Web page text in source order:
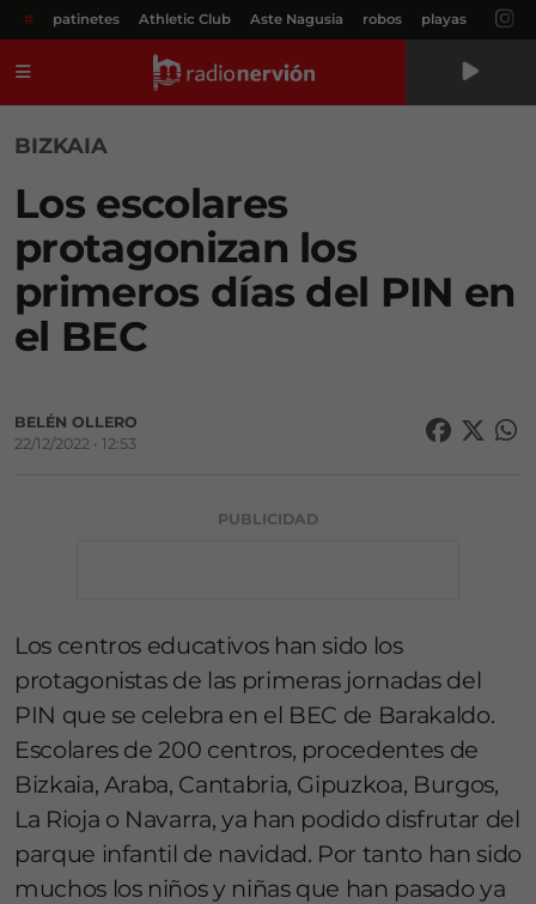
# patinetes Athletic Club Aste Nagusia robos playas
BIZKAIA
Los escolares
protagonizan los
primeros días del PIN en
el BEC
BELÉN OLLERO
22/12/2022 • 12:53
PUBLICIDAD
Los centros educativos han sido los
protagonistas de las primeras jornadas del
PIN que se celebra en el BEC de Barakaldo.
Escolares de 200 centros, procedentes de
Bizkaia, Araba, Cantabria, Gipuzkoa, Burgos,
La Rioja o Navarra, ya han podido disfrutar del
parque infantil de navidad. Por tanto han sido
muchos los niños y niñas que han pasado ya